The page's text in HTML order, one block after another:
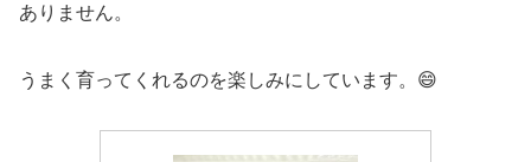
ありません。
うまく育ってくれるのを楽しみにしています。😄